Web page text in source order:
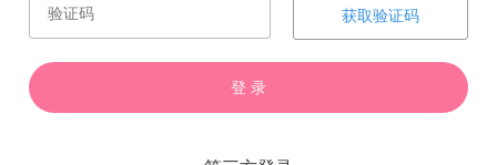
赏 催 票
获取验证码
登 录